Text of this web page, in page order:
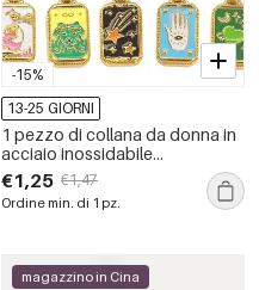
-15%
13-25 GIORNI
1 pezzo di collana da donna in
acciaio inossidabile
impermeabile color oro con
goccia di sole, elegante e
romantica serie
€1,25 €1,47
Ordine min. di 1 pz.
magazzino in Cina